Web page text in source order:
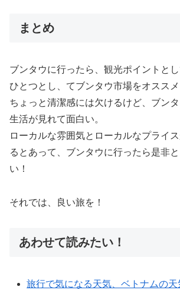
まとめ
ブンタウに行ったら、観光ポイントと
ひとつとし、てブンタウ市場をオススメ
ちょっと清潔感には欠けるけど、ブン
生活が見れて面白い。
ローカルな雰囲気とローカルなプライ
るとあって、ブンタウに行ったら是非
い！
それでは、良い旅を！
あわせて読みたい！
旅行で気になる天気、ベトナムの